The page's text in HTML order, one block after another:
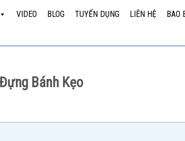
VIDEO BLOG TUYỂN DỤNG LIÊN HỆ BAO
Bánh Kẹo